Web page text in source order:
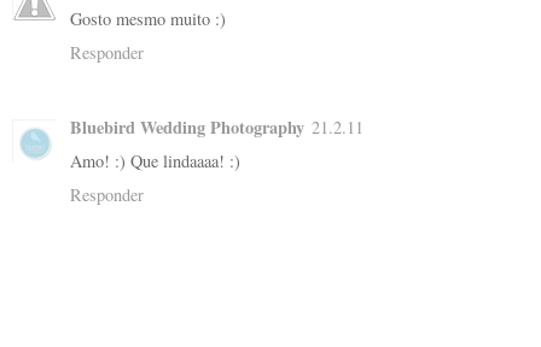
Gosto mesmo muito :)
Responder
Bluebird Wedding Photography 21.2.11
Amo! :) Que lindaaaa! :)
Responder